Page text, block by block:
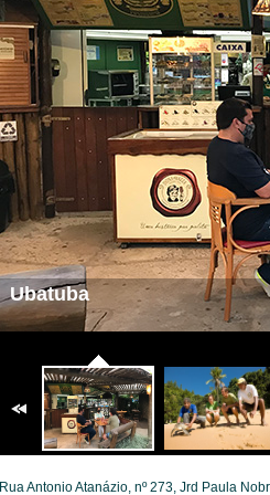
Ubatuba
Rua Antonio Atanázio, nº 273, Jrd Paula